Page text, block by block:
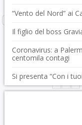
“Vento del Nord” ai
Il figlio del boss
Coronavirus: a
centomila contagi
Si presenta “Con i